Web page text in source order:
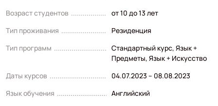
Возраст студентов
от 10 до 13 лет
Тип проживания
Резиденция
Тип программ
Стандартный курс, Язык +
Предметы, Язык + Искусство
Даты курсов
04.07.2023 – 08.08.2023
Язык обучения
Английский